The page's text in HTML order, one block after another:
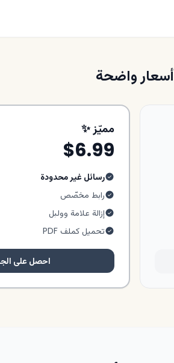
أسعار واضحة
مميّز ✨
$6.99
رسائل غير محدودة
رابط مخصّص
إزالة علامة وولبل
تحميل كملف PDF
احصل على